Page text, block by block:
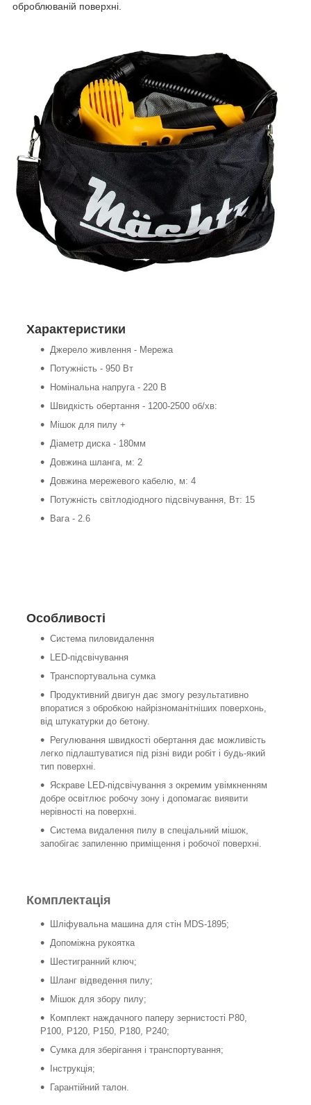
оброблюваній поверхні.
Характеристики
Джерело живлення - Мережа
Потужність - 950 Вт
Номінальна напруга - 220 В
Швидкість обертання - 1200-2500 об/хв:
Мішок для пилу +
Діаметр диска - 180мм
Довжина шланга, м: 2
Довжина мережевого кабелю, м: 4
Потужність світлодіодного підсвічування, Вт: 15
Вага - 2.6
Особливості
Система пиловидалення
LED-підсвічування
Транспортувальна сумка
Продуктивний двигун дає змогу результативно
впоратися з обробкою найрізноманітніших поверхонь,
від штукатурки до бетону.
Регулювання швидкості обертання дає можливість
легко підлаштуватися під різні види робіт і будь-який
тип поверхні.
Яскраве LED-підсвічування з окремим увімкненням
добре освітлює робочу зону і допомагає виявити
нерівності на поверхні.
Система видалення пилу в спеціальний мішок,
запобігає запиленню приміщення і робочої поверхні.
Комплектація
Шліфувальна машина для стін MDS-1895;
Допоміжна рукоятка
Шестигранний ключ;
Шланг відведення пилу;
Мішок для збору пилу;
Комплект наждачного паперу зернистості P80,
P100, P120, P150, P180, P240;
Сумка для зберігання і транспортування;
Інструкція;
Гарантійний талон.